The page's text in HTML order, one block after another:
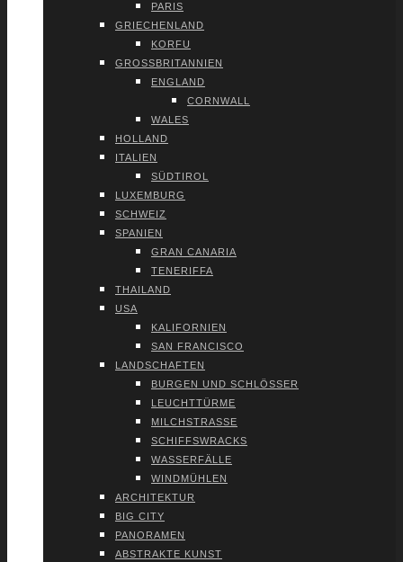
PARIS
GRIE­CHEN­LAND
KOR­FU
GROSS­BRI­TAN­NI­EN
ENG­LAND
CORN­WALL
WALES
HOL­LAND
ITA­LI­EN
SÜD­TI­ROL
LUXEM­BURG
SCHWEIZ
SPA­NI­EN
GRAN CANA­RIA
TENE­RIF­FA
THAI­LAND
USA
KALI­FOR­NI­EN
SAN FRAN­CIS­CO
LAND­SCHAF­TEN
BUR­GEN UND SCHLÖS­SER
LEUCHT­TÜR­ME
MILCH­STRAS­SE
SCHIFFS­WRACKS
WAS­SER­FÄL­LE
WIND­MÜH­LEN
ARCHI­TEK­TUR
BIG CITY
PAN­ORA­MEN
ABS­TRAK­TE KUNST